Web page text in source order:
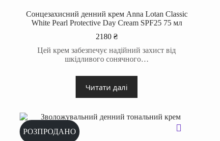
Сонцезахисний денний крем Anna Lotan Classic
White Pearl Protective Day Cream SPF25 75 мл
2180 ₴
Цей крем забезпечує надійний захист від
шкідливого сонячного…
Читати далі
РОЗПРОДАНО